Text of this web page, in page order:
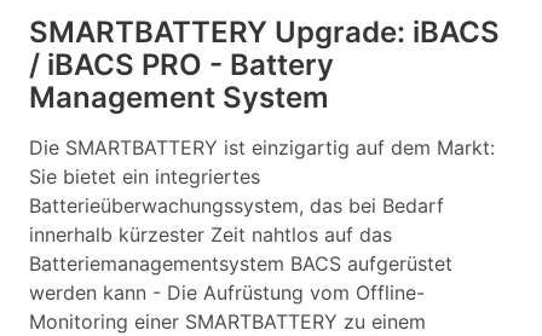
SMARTBATTERY Upgrade: iBACS
/ iBACS PRO - Battery
Management System
Die SMARTBATTERY ist einzigartig auf dem Markt:
Sie bietet ein integriertes
Batterieüberwachungssystem, das bei Bedarf
innerhalb kürzester Zeit nahtlos auf das
Batteriemanagementsystem BACS aufgerüstet
werden kann - Die Aufrüstung vom Offline-
Monitoring einer SMARTBATTERY zu einem